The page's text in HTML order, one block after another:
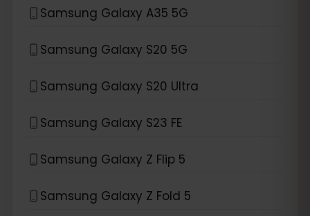
Samsung Galaxy A35 5G
Samsung Galaxy S20 5G
Samsung Galaxy S20 Ultra
Samsung Galaxy S23 FE
Samsung Galaxy Z Flip 5
Samsung Galaxy Z Fold 5